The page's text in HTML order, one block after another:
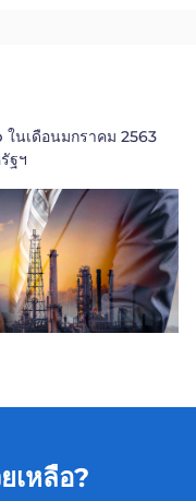
ในเดือนมกราคม 2563
ฐฯ
เหลือ?